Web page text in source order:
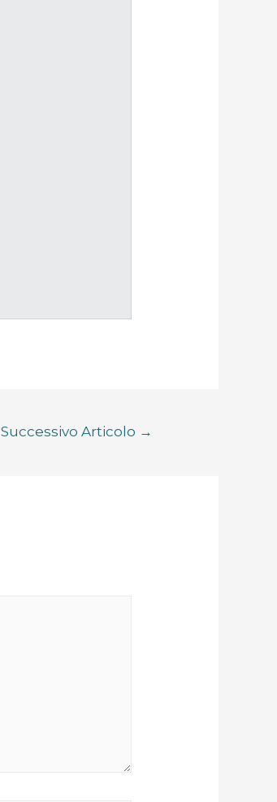
Successivo Articolo →